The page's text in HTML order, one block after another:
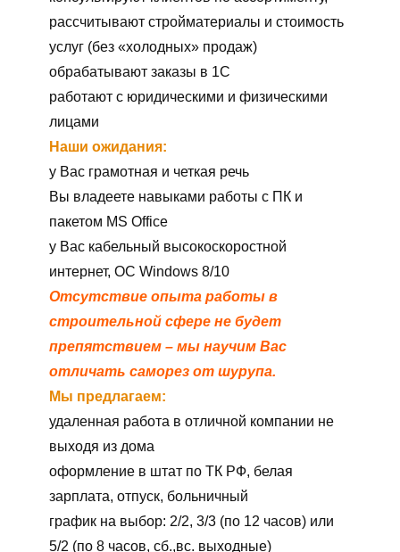
рассчитывают стройматериалы и стоимость
услуг (без «холодных» продаж)
обрабатывают заказы в 1С
работают с юридическими и физическими
лицами
Наши ожидания:
у Вас грамотная и четкая речь
Вы владеете навыками работы с ПК и
пакетом MS Оffice
у Вас кабельный высокоскоростной
интернет, ОС Windows 8/10
Отсутствие опыта работы в
строительной сфере не будет
препятствием – мы научим Вас
отличать саморез от шурупа.
Мы предлагаем:
удаленная работа в отличной компании не
выходя из дома
оформление в штат по ТК РФ, белая
зарплата, отпуск, больничный
график на выбор: 2/2, 3/3 (по 12 часов) или
5/2 (по 8 часов, сб.,вс. выходные)